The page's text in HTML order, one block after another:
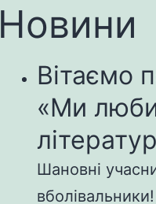
Новини
Вітаємо
«Ми
Шановні